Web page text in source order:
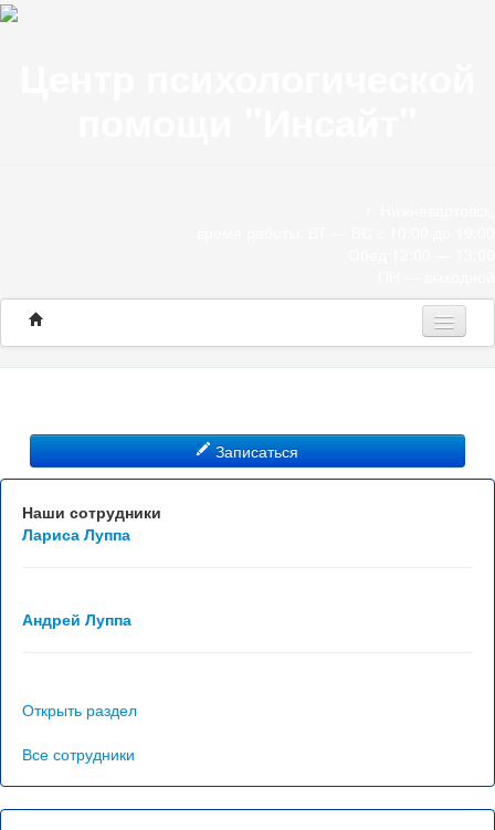
Программы
О нас
Контакты
Записаться
Наши сотрудники
Лариса Луппа
Андрей Луппа
Открыть раздел
Все сотрудники